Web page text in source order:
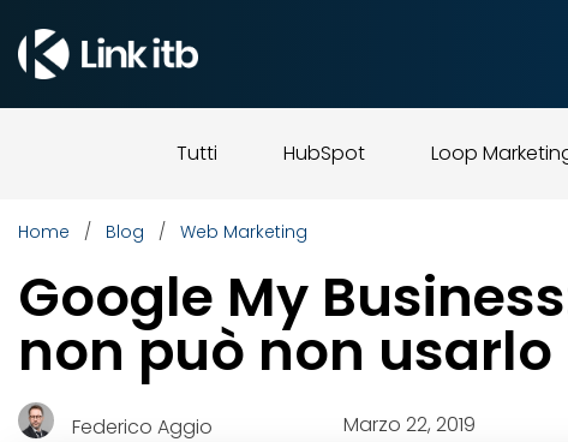
Tutti HubSpot Loop
Home / Blog / Web Marketing
Google My
non può non usarlo
Federico Aggio Marzo 22, 2019